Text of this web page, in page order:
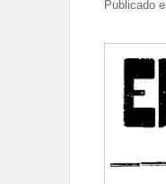
Publicado el